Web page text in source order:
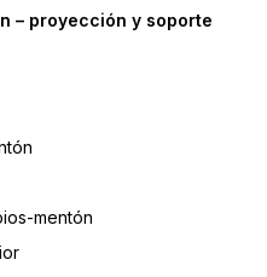
– proyección y soporte
mentón